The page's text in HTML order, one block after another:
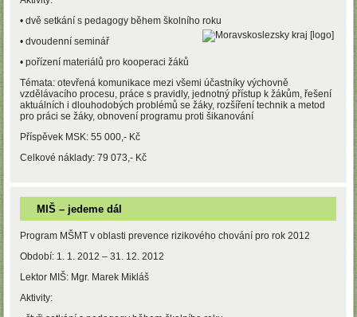
• dvě setkání s pedagogy během školního roku
• dvoudenní seminář
• pořízení materiálů pro kooperaci žáků
Témata: otevřená komunikace mezi všemi účastníky výchovně
vzdělávacího procesu, práce s pravidly, jednotný přístup k žákům, řešení
aktuálních i dlouhodobých problémů se žáky, rozšíření technik a metod
pro práci se žáky, obnovení programu proti šikanování
Příspěvek MSK: 55 000,- Kč
Celkové náklady: 79 073,- Kč
MIŠ – jedeme dál
Program MŠMT v oblasti prevence rizikového chování pro rok 2012
Období: 1. 1. 2012 – 31. 12. 2012
Lektor MIŠ: Mgr. Marek Mikláš
Aktivity: